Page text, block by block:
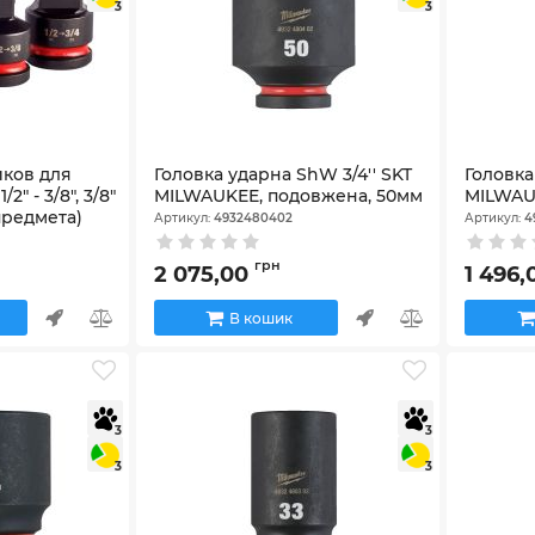
3
для
2" - 3/8", 3/8"
3
Головка ударна ShW 3/4'' SKT
MILWAUKEE, подовжена, 50мм
Артикул:4932480402
2 075,00 грн
В кошик
Артикул:
1
3
3
3
3